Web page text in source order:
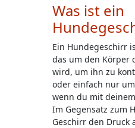
Was ist ein
Ein Hundegeschirr
das um den Körper
wird, um ihn zu
oder einfach nur
wenn du mit
Im Gegensatz zum
Geschirr den Druck